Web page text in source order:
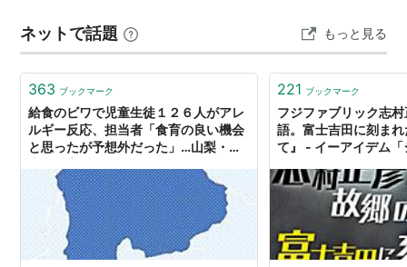
ネットで話題 もっと見る
363 ブックマーク
給食のビワで児童生徒１２６人がアレ
ルギー反応、担当者「食育の良い機会
と思ったが予想外だった」…山梨・富
221 ブックマーク
フジファブリック志
語。富士吉田に刻ま
て』 - イーアイデム